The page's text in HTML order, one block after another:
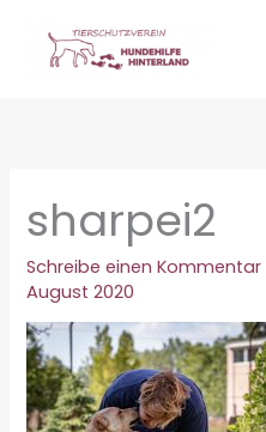
springen
sharpei2
Schreibe einen Kommentar
August 2020